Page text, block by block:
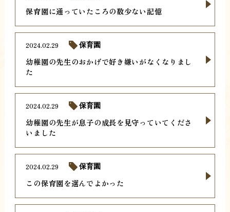
保育園に通っていたころの数少ない記憶
幼稚園の先生のおかげで好き嫌いがなくなりまし
た
2024.02.29 保育園
幼稚園の先生が息子の成長を見守っていてくださ
いました
2024.02.29 保育園
この保育園を選んでよかった
2024.02.29 保育園